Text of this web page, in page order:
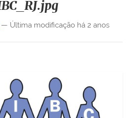
Última modificação há 2 anos